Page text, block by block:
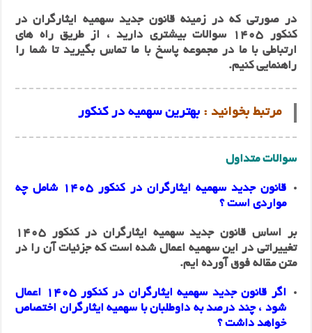
در صورتی که در زمینه قانون جدید سهمیه ایثارگران در
کنکور 1405 سوالات بیشتری دارید ، از طریق راه های
ارتباطی با ما در مجموعه پاسخ با ما تماس بگیرید تا شما را
راهنمایی کنیم.
مرتبط بخوانید :بهترین سهمیه در کنکور
سوالات متداول
قانون جدید سهمیه ایثارگران در کنکور 1405 شامل چه
مواردی است ؟
بر اساس قانون جدید سهمیه ایثارگران در کنکور 1405
تغییراتی در این سهمیه اعمال شده‌ است که جزئیات آن را در
متن مقاله فوق آورده‌‌ ایم.
اگر قانون جدید سهمیه ایثارگران در کنکور 1405 اعمال
شود ، چند درصد به داوطلبان با سهمیه ایثارگران اختصاص
خواهد داشت ؟